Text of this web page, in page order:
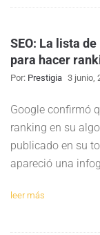
SEO: La lista
para hacer
Por: Prestigia 3 junio,
Google confirmó
ranking en su
publicado en su
apareció una
leer más